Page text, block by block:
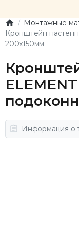
Монтажные
Кронштейн
200х150мм
Информация о